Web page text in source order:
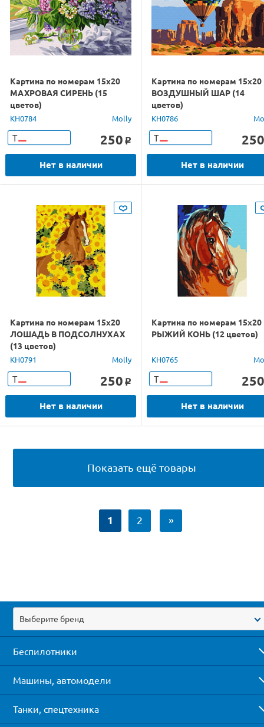
Картина по номерам 15х20
МАХРОВАЯ СИРЕНЬ (15
цветов)
KH0784 Molly
Т 250 o
Нет в наличии
Картина по номерам 15х20
ВОЗДУШНЫЙ ШАР (14
цветов)
KH0786
Т 250
Нет в наличии
Картина по номерам 15х20
ЛОШАДЬ В ПОДСОЛНУХАХ
(13 цветов)
KH0791 Molly
Т 250 o
Нет в наличии
Картина по номерам 15х20
РЫЖИЙ КОНЬ (12 цветов)
KH0765
Т 250
Нет в наличии
Показать ещё товары
1 2 »
Выберите бренд
Беспилотники
Машины, автомодели
Танки, спецтехника